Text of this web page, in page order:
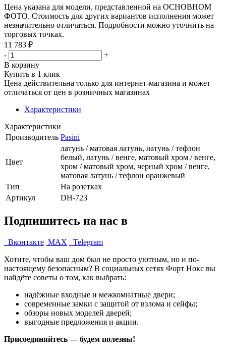
Цена указана для модели, представленной на ОСНОВНОМ
ФОТО. Стоимость для других вариантов исполнения может
незначительно отличаться. Подробности можно уточнить на
торговых точках.
11 783 ₽
-
+
В корзину
Купить в 1 клик
Цена действительна только для интернет-магазина и может
отличаться от цен в розничных магазинах
Характеристики
Характеристики
Производитель Pasini
Цвет
латунь / матовая латунь, латунь / тефлон
белый, латунь / венге, матовый хром / венге,
хром / матовый хром, черный хром / венге,
матовая латунь / тефлон оранжевый
Тип
На розетках
Артикул
DH-723
Подпишитесь на нас в
Вконтакте MAX
Telegram
Хотите, чтобы ваш дом был не просто уютным, но и по-
настоящему безопасным? В социальных сетях Форт Нокс вы
найдёте советы о том, как выбрать:
надёжные входные и межкомнатные двери;
современные замки с защитой от взлома и сейфы;
обзоры новых моделей дверей;
выгодные предложения и акции.
Присоединяйтесь — будем полезны!